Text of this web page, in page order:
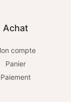
Achat
compte
Panier
Paiement